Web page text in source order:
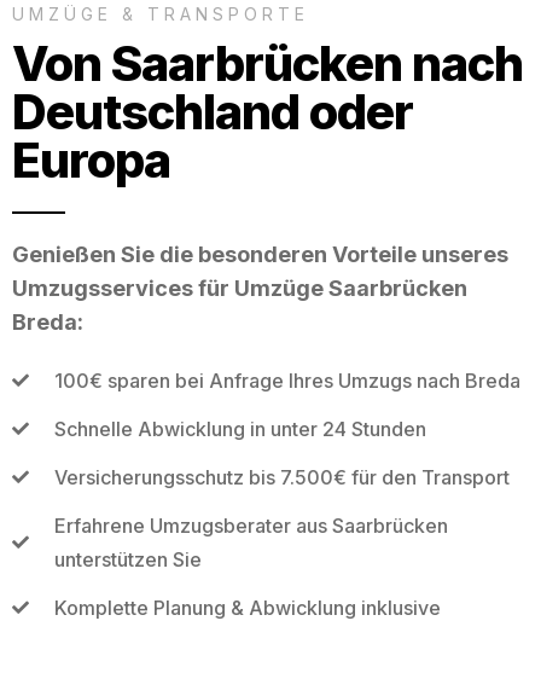
UMZÜGE & TRANSPORTE
Von Saarbrücken nach
Deutschland oder
Europa
Genießen Sie die besonderen Vorteile unseres
Umzugsservices für Umzüge Saarbrücken
Breda:
100€ sparen bei Anfrage Ihres Umzugs nach Breda
Schnelle Abwicklung in unter 24 Stunden
Versicherungsschutz bis 7.500€ für den Transport
Erfahrene Umzugsberater aus Saarbrücken
unterstützen Sie
Komplette Planung & Abwicklung inklusive